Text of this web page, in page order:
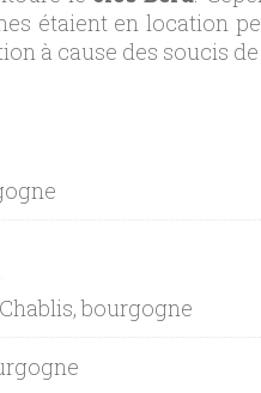
étaient en location
à cause des soucis
Chablis, bourgogne